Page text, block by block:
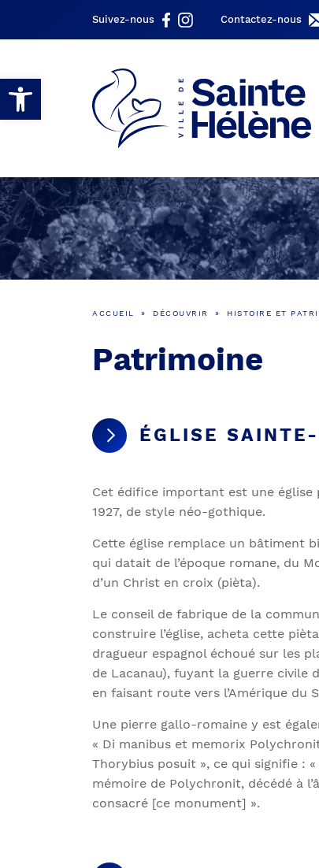
Ouvrir la barre d’outils
Suivez-nous Contactez-nous
ACCUEIL » DÉCOUVRIR » HISTOIRE ET
Patrimoine
ÉGLISE
Cet édifice important est une église
1927, de style néo-gothique.
Cette église remplace un bâtiment
qui datait de l’époque romane, du
d’un Christ en croix (pièta).
Le conseil de fabrique de la
construire l’église, acheta cette
dragueur espagnol échoué sur les
de Lacanau), fuyant la guerre civile
en faisant route vers l’Amérique du
Une pierre gallo-romaine y est
« Di manibus et memorix
Thorybius posuit », ce qui signifie :
mémoire de Polychronit, décédé à
consacré [ce monument] ».